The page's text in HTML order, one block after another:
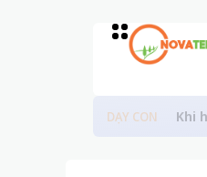
DẠY CON Khi